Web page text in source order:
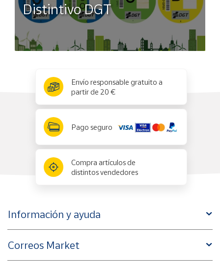
Distintivo DGT
Envío responsable gratuito a
partir de 20 €
Pago seguro
Compra artículos de
distintos vendedores
Información y ayuda
Correos Market